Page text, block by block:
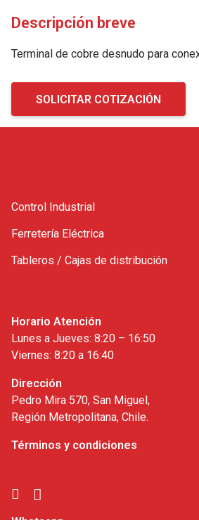
Descripción breve
Terminal de cobre desnudo para
SOLICITAR COTIZACIÓN
Control Industrial
Ferretería Eléctrica
Tableros / Cajas de distribución
Horario Atención
Lunes a Jueves: 8:20 – 16:50
Viernes: 8:20 a 16:40
Dirección
Pedro Mira 570, San Miguel,
Región Metropolitana, Chile.
Términos y condiciones